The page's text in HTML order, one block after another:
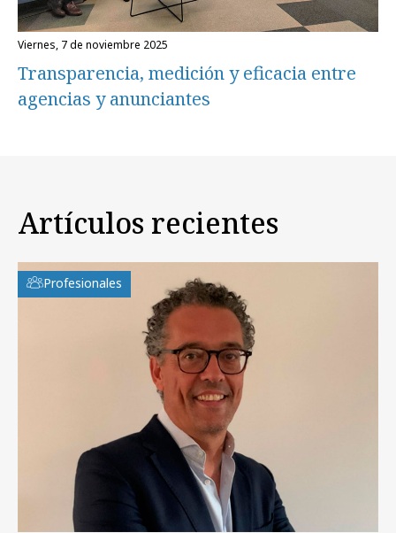
viernes, 7 de noviembre 2025
Transparencia, medición y eficacia entre
agencias y anunciantes
Artículos recientes
Profesionales